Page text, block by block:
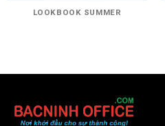
LOOKBOOK SUMMER